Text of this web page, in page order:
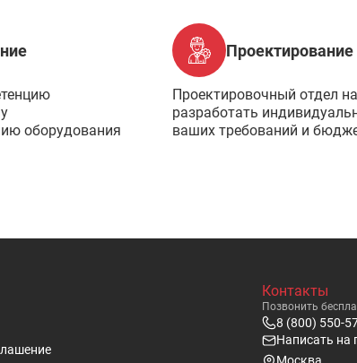
оборудования
Проектировочный отдел
разработать
ваших требований и
Контакты
Позвонить
8 (800) 550-
Написать на